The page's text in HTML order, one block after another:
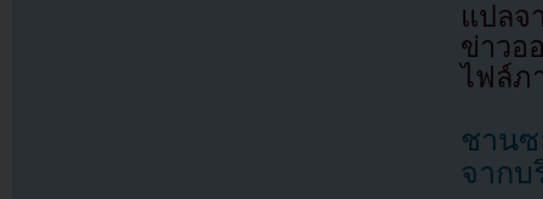
แปลจ
ข่าว
ไฟล์ภ
ชานซ
จากบ